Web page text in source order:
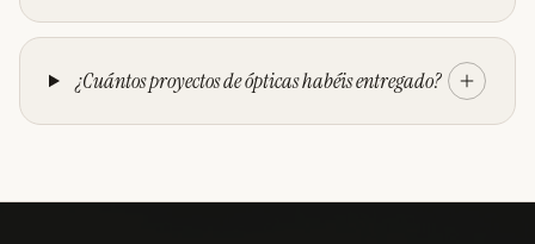
¿Cuántos proyectos de ópticas habéis entregado?